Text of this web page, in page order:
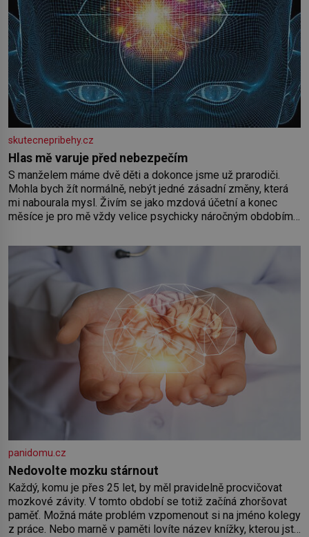
skutecnepribehy.cz
Hlas mě varuje před nebezpečím
S manželem máme dvě děti a dokonce jsme už prarodiči.
Mohla bych žít normálně, nebýt jedné zásadní změny, která
mi nabourala mysl. Živím se jako mzdová účetní a konec
měsíce je pro mě vždy velice psychicky náročným obdobím.
o pomoc, co se hlídání týče. Dalo by se
panidomu.cz
Nedovolte mozku stárnout
Každý, komu je přes 25 let, by měl pravidelně procvičovat
mozkové závity. V tomto období se totiž začíná zhoršovat
paměť. Možná máte problém vzpomenout si na jméno kolegy
z práce. Nebo marně v paměti lovíte název knížky, kterou jste